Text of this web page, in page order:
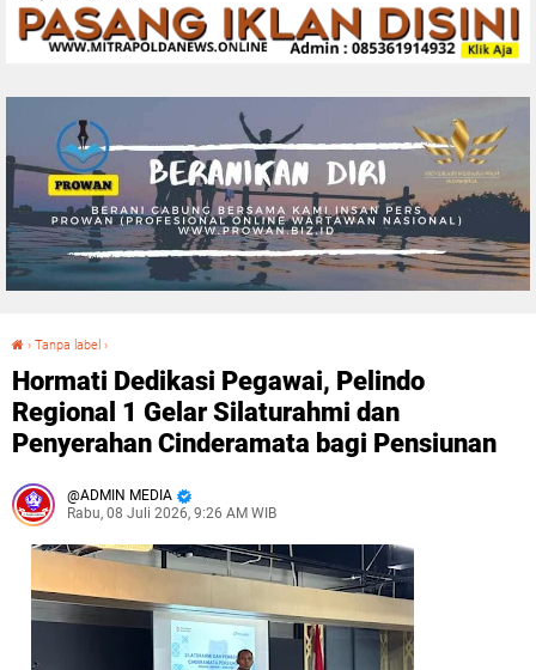
› Tanpa label ›
Hormati Dedikasi Pegawai, Pelindo
Regional 1 Gelar Silaturahmi dan
Penyerahan Cinderamata bagi Pensiunan
ADMIN MEDIA
Rabu, 08 Juli 2026, 9:26 AM WIB